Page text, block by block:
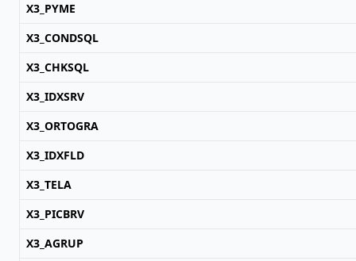
X3_PYME
X3_CONDSQL
X3_CHKSQL
X3_IDXSRV
X3_ORTOGRA
X3_IDXFLD
X3_TELA
X3_PICBRV
X3_AGRUP